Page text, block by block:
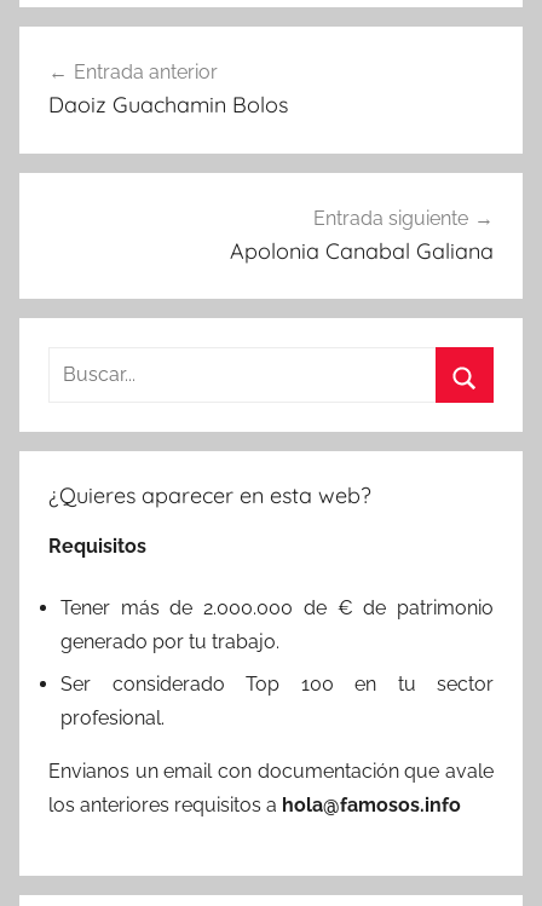
de
Entrada anterior
Daoiz Guachamin Bolos
Entrada siguiente
Apolonia Canabal Galiana
Buscar:
¿Quieres aparecer en esta web?
Requisitos
Tener más de 2.000.000 de € de patrimonio
generado por tu trabajo.
Ser considerado Top 100 en tu sector
profesional.
Envianos un email con documentación que avale
los anteriores requisitos a hola@famosos.info